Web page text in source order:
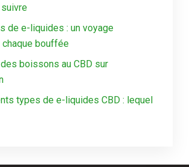
de e-liquides : un voyage
bouffée
boissons au CBD sur
types de e-liquides CBD : lequel